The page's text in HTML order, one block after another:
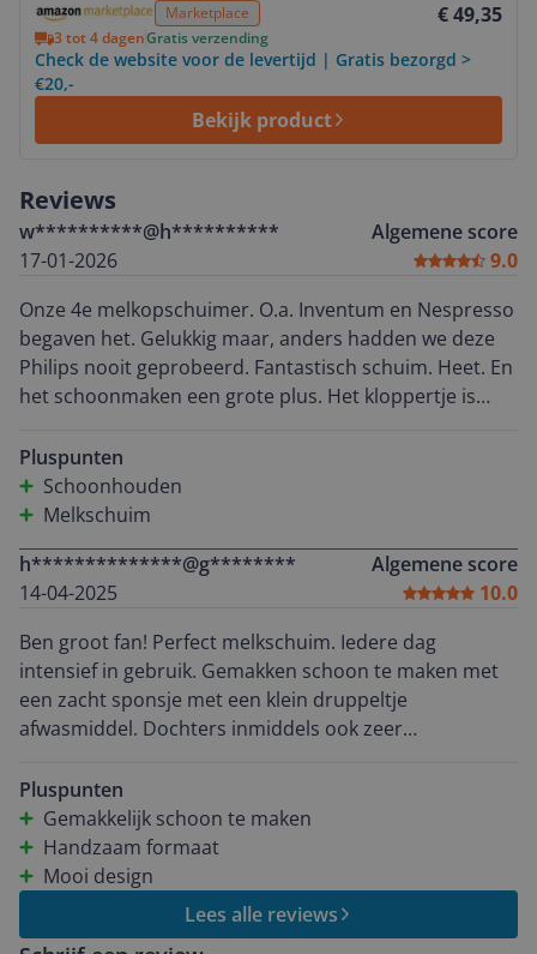
Marketplace € 49,35
3 tot 4 dagenGratis verzending
Check de website voor de levertijd | Gratis bezorgd >
€20,-
Bekijk product
Reviews
w**********@h**********
17-01-2026
Algemene score
9.0
Onze 4e melkopschuimer. O.a. Inventum en Nespresso
begaven het. Gelukkig maar, anders hadden we deze
Philips nooit geprobeerd. Fantastisch schuim. Heet. En
het schoonmaken een grote plus. Het kloppertje is
Het is zelf uitpluizen hoeveel melk erin kan zonder dat
ie overstroomt.
Pluspunten
Schoonhouden
Melkschuim
h**************@g********
14-04-2025
Algemene score
10.0
Ben groot fan! Perfect melkschuim. Iedere dag
intensief in gebruik. Gemakken schoon te maken met
een zacht sponsje met een klein druppeltje
afwasmiddel. Dochters inmiddels ook zeer
Pluspunten
Gemakkelijk schoon te maken
Handzaam formaat
Mooi design
Lees alle reviews